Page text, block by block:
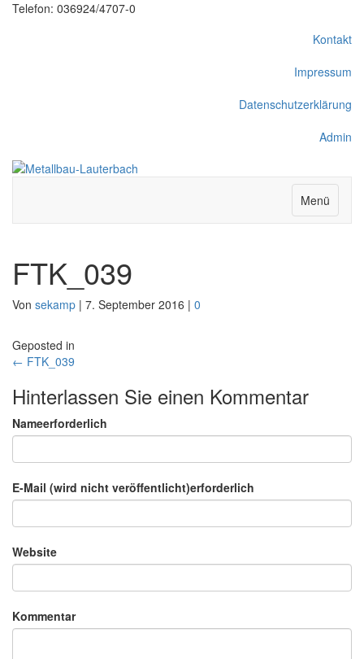
Telefon: 036924/4707-0
Kontakt
Impressum
Datenschutzerklärung
Admin
Menü
FTK_039
Von sekamp | 7. September 2016 | 0
Geposted in
← FTK_039
Hinterlassen Sie einen Kommentar
Nameerforderlich
E-Mail (wird nicht veröffentlicht)erforderlich
Website
Kommentar